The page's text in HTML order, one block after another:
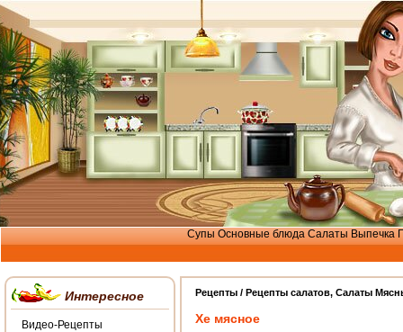
Супы Основные блюда Салаты Выпечка
Рецепты / Рецепты салатов, Салаты
Хе мясное
Интересное
Видео-Рецепты